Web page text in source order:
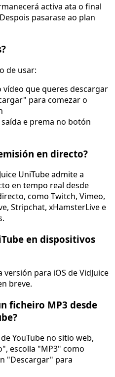
activa ata o final
pasarase ao plan
de usar:
vídeo que queres descargar
para comezar o
e prema no botón
en directo?
UniTube admite a
en tempo real desde
como Twitch, Vimeo,
Stripchat, xHamsterLive e
en dispositivos
para iOS de VidJuice
breve.
ficheiro MP3 desde
YouTube no sitio web,
escolla "MP3" como
"Descargar" para